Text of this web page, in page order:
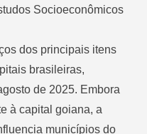
Socioeconômicos
dos principais itens
brasileiras,
de 2025. Embora
à capital goiana, a
municípios do